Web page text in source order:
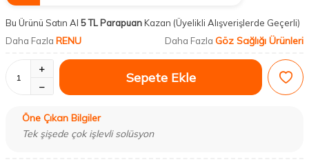
Bu Ürünü Satın Al 5 TL ParapuanKazan (Üyelikli Alışverişlerde Geçerli)
Daha Fazla RENU Daha Fazla Göz Sağlığı Ürünleri
Sepete Ekle
Öne Çıkan Bilgiler
Tek şişede çok işlevli solüsyon